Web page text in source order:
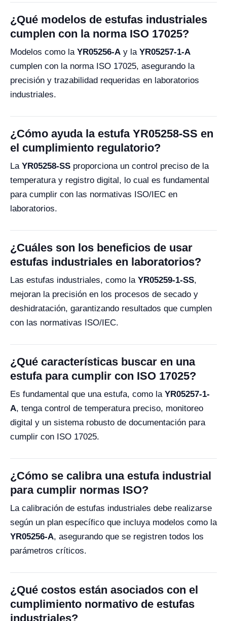
¿Qué modelos de estufas industriales
cumplen con la norma ISO 17025?
Modelos como la YR05256-A y la YR05257-1-A
cumplen con la norma ISO 17025, asegurando la
precisión y trazabilidad requeridas en laboratorios
industriales.
¿Cómo ayuda la estufa YR05258-SS en
el cumplimiento regulatorio?
La YR05258-SS proporciona un control preciso de la
temperatura y registro digital, lo cual es fundamental
para cumplir con las normativas ISO/IEC en
laboratorios.
¿Cuáles son los beneficios de usar
estufas industriales en laboratorios?
Las estufas industriales, como la YR05259-1-SS,
mejoran la precisión en los procesos de secado y
deshidratación, garantizando resultados que cumplen
con las normativas ISO/IEC.
¿Qué características buscar en una
estufa para cumplir con ISO 17025?
Es fundamental que una estufa, como la YR05257-1-
A, tenga control de temperatura preciso, monitoreo
digital y un sistema robusto de documentación para
cumplir con ISO 17025.
¿Cómo se calibra una estufa industrial
para cumplir normas ISO?
La calibración de estufas industriales debe realizarse
según un plan específico que incluya modelos como la
YR05256-A, asegurando que se registren todos los
parámetros críticos.
¿Qué costos están asociados con el
cumplimiento normativo de estufas
industriales?